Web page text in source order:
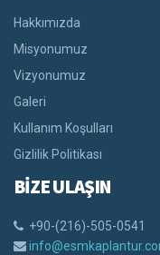
Hakkımızda
Misyonumuz
Vizyonumuz
Galeri
Kullanım Koşulları
Gizlilik Politikası
BİZE ULAŞIN
+90-(216)-505-0541